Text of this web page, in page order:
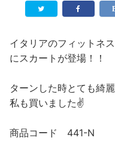
イタリアのフィットネ
にスカートが登場！！
ターンした時とても綺
私も買いました✌️
商品コード 441-N